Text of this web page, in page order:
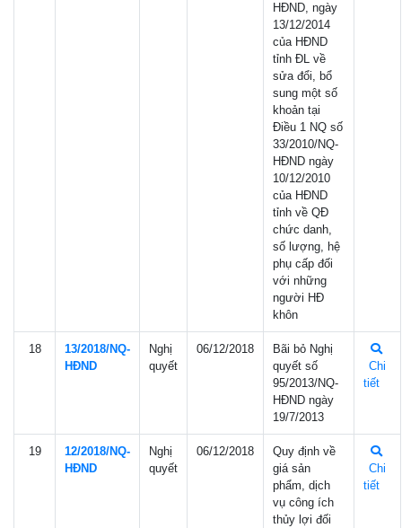
HĐND, ngày
13/12/2014
của HĐND
tỉnh ĐL về
sửa đổi, bổ
sung một số
khoản tại
Điều 1 NQ số
33/2010/NQ-
HĐND ngày
10/12/2010
của HĐND
tỉnh về QĐ
chức danh,
số lượng, hệ
phụ cấp đối
với những
người HĐ
khôn
18
13/2018/NQ-
HÐND
Nghị
quyết
06/12/2018
Bãi bỏ Nghị
quyết số
95/2013/NQ-
HĐND ngày
19/7/2013
Chi
tiết
19
12/2018/NQ-
HÐND
Nghị
quyết
06/12/2018
Quy định về
giá sản
phẩm, dịch
vụ công ích
thủy lợi đối
Chi
tiết